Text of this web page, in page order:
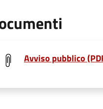
Avviso pubblico